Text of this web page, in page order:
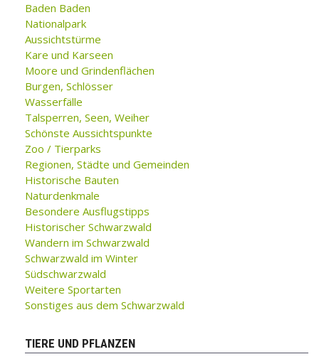
Baden Baden
Nationalpark
Aussichtstürme
Kare und Karseen
Moore und Grindenflächen
Burgen, Schlösser
Wasserfälle
Talsperren, Seen, Weiher
Schönste Aussichtspunkte
Zoo / Tierparks
Regionen, Städte und Gemeinden
Historische Bauten
Naturdenkmale
Besondere Ausflugstipps
Historischer Schwarzwald
Wandern im Schwarzwald
Schwarzwald im Winter
Südschwarzwald
Weitere Sportarten
Sonstiges aus dem Schwarzwald
TIERE UND PFLANZEN